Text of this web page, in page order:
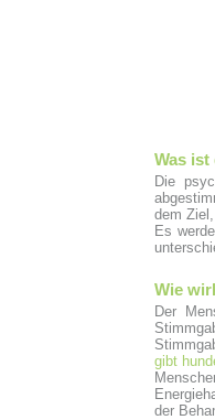
Was ist
Die
dem
Es
Wie
Der
gibt
der